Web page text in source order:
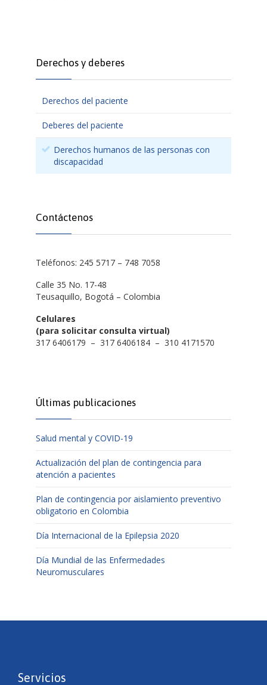
Derechos y deberes
Derechos del paciente
Deberes del paciente
Derechos humanos de las personas con
discapacidad
Contáctenos
Teléfonos: 245 5717 – 748 7058
Calle 35 No. 17-48
Teusaquillo, Bogotá – Colombia
Celulares
(para solicitar consulta virtual)
317 6406179 – 317 6406184 – 310 4171570
Últimas publicaciones
Salud mental y COVID-19
Actualización del plan de contingencia para
atención a pacientes
Plan de contingencia por aislamiento preventivo
obligatorio en Colombia
Día Internacional de la Epilepsia 2020
Día Mundial de las Enfermedades
Neuromusculares
Servicios